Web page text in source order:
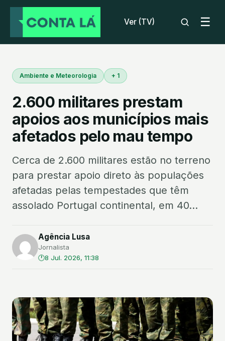
Ver (TV) ☰
Ambiente e Meteorologia + 1
2.600 militares prestam
apoios aos municípios mais
afetados pelo mau tempo
Cerca de 2.600 militares estão no terreno
para prestar apoio direto às populações
afetadas pelas tempestades que têm
assolado Portugal continental, em 40...
Agência Lusa
Jornalista
8 Jul. 2026, 11:38